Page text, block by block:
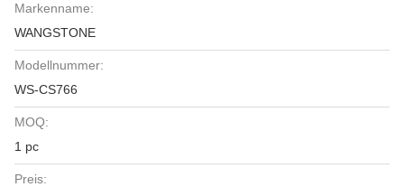
Markenname:
WANGSTONE
Modellnummer:
WS-CS766
MOQ:
1 pc
Preis: